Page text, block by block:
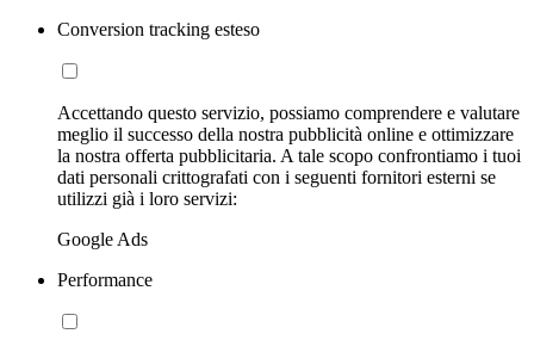
Conversion tracking esteso
Accettando questo servizio, possiamo comprendere e valutare
meglio il successo della nostra pubblicità online e ottimizzare
la nostra offerta pubblicitaria. A tale scopo confrontiamo i tuoi
dati personali crittografati con i seguenti fornitori esterni se
utilizzi già i loro servizi:
Google Ads
Performance